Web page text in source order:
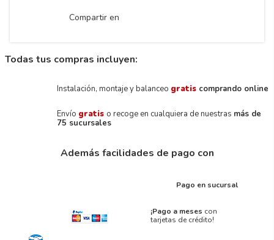
Compartir en
Todas tus compras incluyen:
Instalación, montaje y balanceo gratis comprando online
Envío gratis o recoge en cualquiera de nuestras más de
75 sucursales
Además facilidades de pago con
Pago en sucursal
¡Pago a meses con
tarjetas de crédito!